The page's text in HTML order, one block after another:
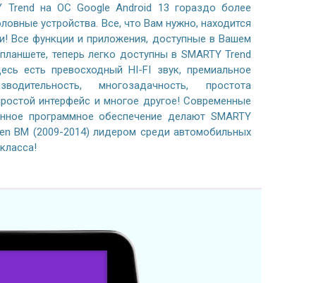
Trend на ОС Google Android 13 гораздо более
устройства. Все, что Вам нужно, находится
Все функции и приложения, доступные в Вашем
теперь легко доступны в SMARTY Trend
есть превосходный HI-FI звук, премиальное
многозадачность, простота
интерфейс и многое другое! Современные
программное обеспечение делают SMARTY
BM (2009-2014) лидером среди автомобильных